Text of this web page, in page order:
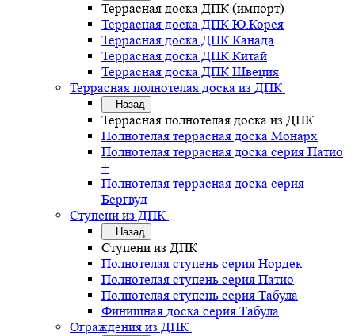
Террасная доска ДПК (импорт)
Террасная доска ДПК Ю.Корея
Террасная доска ДПК Канада
Террасная доска ДПК Китай
Террасная доска ДПК Швеция
Террасная полнотелая доска из ДПК
Назад
Террасная полнотелая доска из ДПК
Полнотелая террасная доска Монарх
Полнотелая террасная доска серия Патио
+
Полнотелая террасная доска серия
Бергвуд
Ступени из ДПК
Назад
Ступени из ДПК
Полнотелая ступень серия Нордек
Полнотелая ступень серия Патио
Полнотелая ступень серия Табула
Финишная доска серия Табула
Ограждения из ДПК